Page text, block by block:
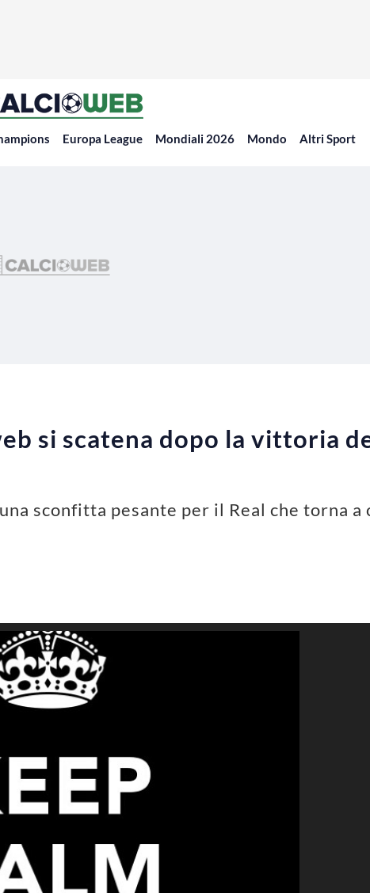
Europa League Mondiali 2026 Mondo Altri Sport
si scatena dopo la vittoria
sconfitta pesante per il Real che torna a